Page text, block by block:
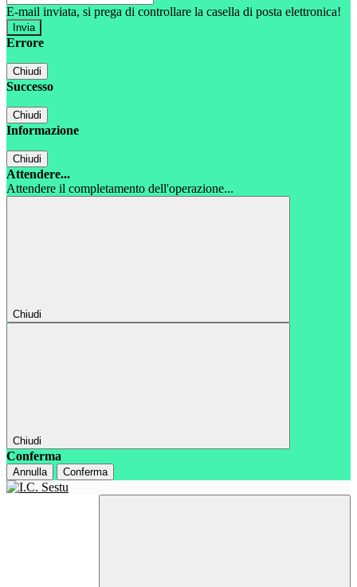
E-mail inviata, si prega di controllare la casella di posta elettronica!
Errore
Chiudi
Successo
Chiudi
Informazione
Chiudi
Attendere...
Attendere il completamento dell'operazione...
Chiudi
Chiudi
Conferma
Annulla Conferma